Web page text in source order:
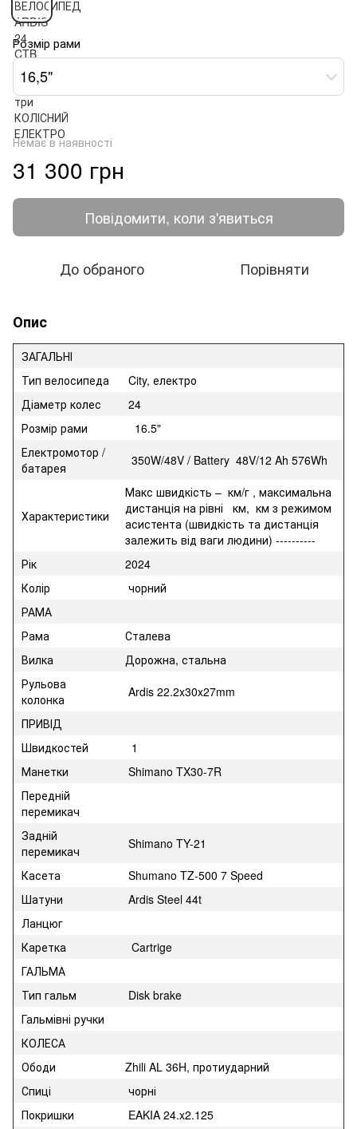
Розмір рами
16,5"
Немає в наявності
31 300 грн
Повідомити, коли з'явиться
До обраного Порівняти
Опис
ЗАГАЛЬНІ
Тип велосипеда
City, електро
Діаметр колес
24
Розмір рами
16.5"
Електромотор /
батарея
350W/48V / Battery 48V/12 Ah 576Wh
Характеристики
Макс швидкість – км/г , максимальна
дистанція на рівні км, км з режимом
асистента (швидкість та дистанція
залежить від ваги людини) ----------
Рік
2024
Колір
чорний
РАМА
Рама
Сталева
Вилка
Дорожна, стальна
Рульова
колонка
Ardis 22.2x30x27mm
ПРИВІД
Швидкостей
1
Манетки
Shimano TX30-7R
Передній
перемикач
Задній
перемикач
Shimano TY-21
Касета
Shumano TZ-500 7 Speed
Шатуни
Ardis Steel 44t
Ланцюг
Каретка
Cartrige
ГАЛЬМА
Тип гальм
Disk brake
Гальмівні ручки
КОЛЕСА
Ободи
Zhili AL 36H, протиударний
Спиці
чорні
Покришки
EAKIA 24.x2.125